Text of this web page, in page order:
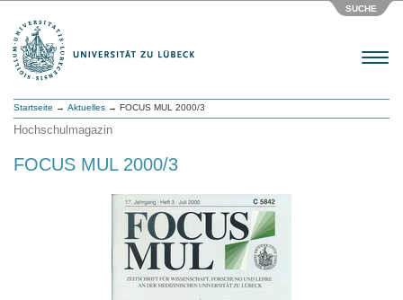
SUCHE
Menu
Startseite → Aktuelles → FOCUS MUL 2000/3
Hochschulmagazin
FOCUS MUL 2000/3